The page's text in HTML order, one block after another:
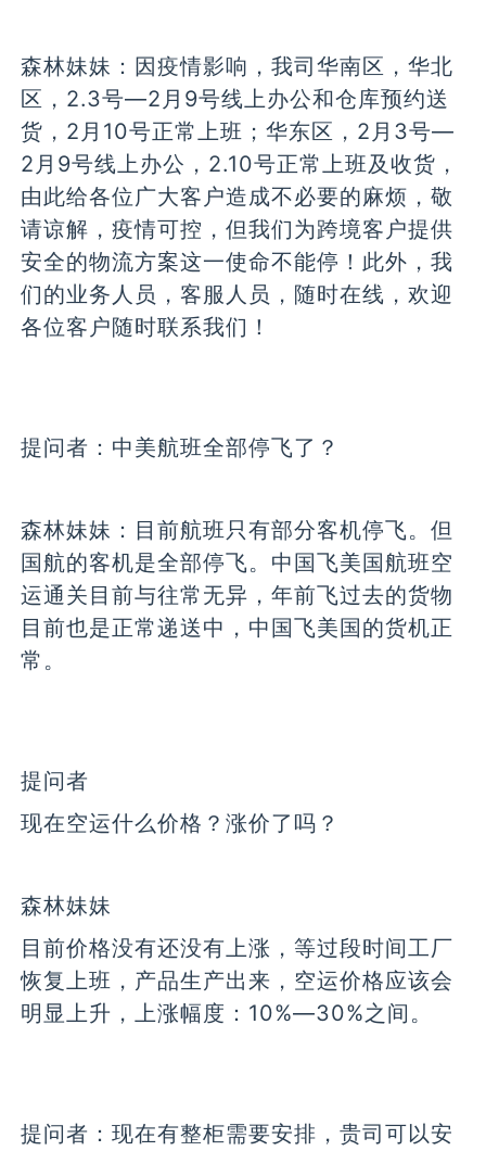
森林妹妹： 因疫情影响，我司华南区，华北
区，2.3号—2月9号线上办公和仓库预约送
货，2月10号正常上班；华东区，2月3号—
2月9号线上办公，2.10号正常上班及收货，
由此给各位广大客户造成不必要的麻烦，敬
请谅解，疫情可控，但我们为跨境客户提供
安全的物流方案这一使命不能停！此外，我
们的业务人员，客服人员，随时在线，欢迎
各位客户随时联系我们！
提问者： 中美航班全部停飞了？
森林妹妹： 目前航班只有部分客机停飞。但
国航的客机是全部停飞。中国飞美国航班空
运通关目前与往常无异，年前飞过去的货物
目前也是正常递送中，中国飞美国的货机正
常。
提问者
现在空运什么价格？涨价了吗？
森林妹妹
目前价格没有还没有上涨，等过段时间工厂
恢复上班，产品生产出来，空运价格应该会
明显上升，上涨幅度：10%—30%之间。
提问者：现在有整柜需要安排，贵司可以安